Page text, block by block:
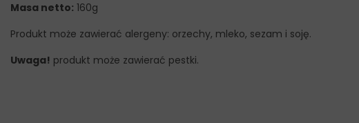
Masa netto: 160g
Produkt może zawierać alergeny: orzechy, mleko, sezam i soję.
Uwaga! produkt może zawierać pestki.